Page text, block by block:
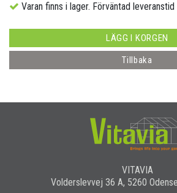
Varan finns i lager. Förväntad
LÄGG I KORGEN
Tillbaka
VITAVIA
Volderslevvej 36 A, 5260